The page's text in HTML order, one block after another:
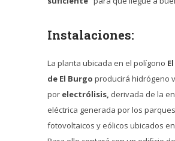
Instalaciones:
La planta ubicada en el polígono
de El Burgo producirá hidrógeno
por electrólisis, derivada de la
eléctrica generada por los parques
fotovoltaicos y eólicos ubicados